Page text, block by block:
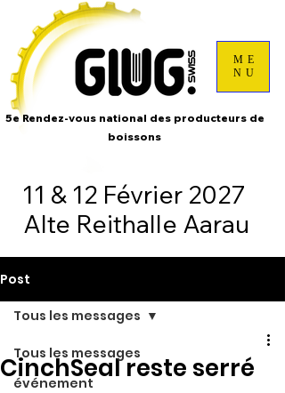
ME
NU
11 & 12 Février 2027
Alte Reithalle Aarau
5e Rendez-vous national des producteurs de
boissons
Post
Tous les messages
événement
Tous les messages
CinchSeal reste serré